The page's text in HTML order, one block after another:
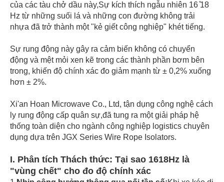
của các tàu chở dầu này,Sự kích thích ngẫu nhiên 16 ̊18
Hz từ những suối lá và những con đường không trải
nhựa đã trở thành một "kẻ giết công nghiệp" khét tiếng.
Sự rung động này gây ra cảm biến không có chuyển
động và mệt mỏi xen kẽ trong các thành phần bơm bên
trong, khiến độ chính xác đo giảm mạnh từ ± 0,2% xuống
hơn ± 2%.
Xi'an Hoan Microwave Co., Ltd, tận dụng công nghệ cách
ly rung động cấp quân sự,đã tung ra một giải pháp hệ
thống toàn diện cho ngành công nghiệp logistics chuyên
dụng dựa trên JGX Series Wire Rope Isolators.
I. Phân tích Thách thức: Tại sao 1618Hz là
"vùng chết" cho đo độ chính xác